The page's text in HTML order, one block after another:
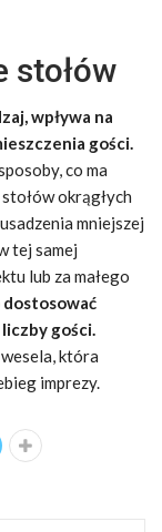
stołów
wpływa na
gości.
co ma
okrągłych
mniejszej
tej samej
lub za małego
gości.
która
imprezy.